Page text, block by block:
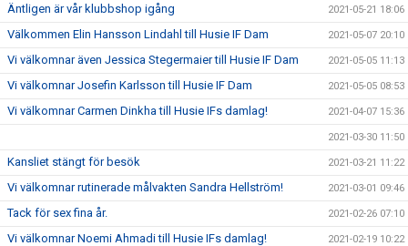
Äntligen är vår klubbshop igång 2021-05-21 18:06
Välkommen Elin Hansson Lindahl till Husie IF Dam 2021-05-07 20:10
Vi välkomnar även Jessica Stegermaier till Husie IF Dam 2021-05-05 11:13
Vi välkomnar Josefin Karlsson till Husie IF Dam 2021-05-05 08:53
Vi välkomnar Carmen Dinkha till Husie IFs damlag! 2021-04-07 15:36
2021-03-30 11:50
Kansliet stängt för besök 2021-03-21 11:22
Vi välkomnar rutinerade målvakten Sandra Hellström! 2021-03-01 09:46
Tack för sex fina år. 2021-02-26 07:10
Vi välkomnar Noemi Ahmadi till Husie IFs damlag! 2021-02-19 10:22